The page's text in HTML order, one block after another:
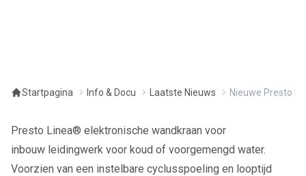
Startpagina Info & Docu Laatste Nieuws Nieuwe Presto
Presto Linea® elektronische wandkraan voor
inbouw leidingwerk voor koud of voorgemengd water.
Voorzien van een instelbare cyclusspoeling en looptijd